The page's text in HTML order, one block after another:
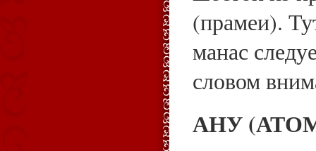
(прамеи).
манас
словом
АНУ